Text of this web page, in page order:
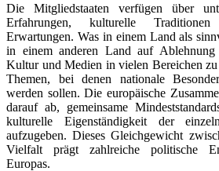
Die Mitgliedstaaten verfügen über
Erfahrungen, kulturelle
Erwartungen. Was in einem Land als
in einem anderen Land auf Ablehnung
Kultur und Medien in vielen Bereichen zu
Themen, bei denen nationale
werden sollen. Die europäische
darauf ab, gemeinsame
kulturelle Eigenständigkeit der
aufzugeben. Dieses Gleichgewicht
Vielfalt prägt zahlreiche politische
Europas.